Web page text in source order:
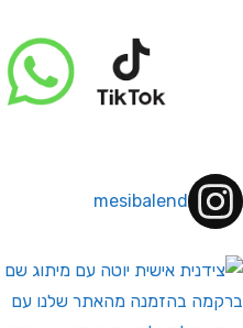
mesibalend
לחברי מועדון ומצטרפים חדשים🤍